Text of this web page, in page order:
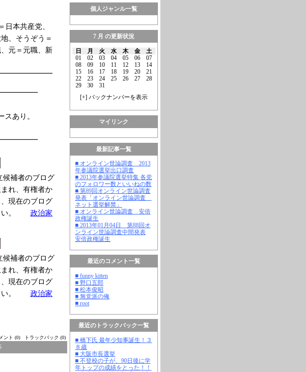
個人ジャンル一覧
7 月 の更新状況
日 月 火 水 木 金
土
01
02 03 04 05 06
07
08
09 10 11 12 13
14
15
16 17 18 19 20
21
22
23 24 25 26 27
28
29
30
31
[+] バックナンバーを表示
マイリンク
最新記事一覧
■ オンライン世論調査 2013
年参議院選挙出口調査
■ 2013年参議院選挙特集 各党
のフォロワー数といいねの数
■ 第89回オンライン世論調査
発表「オンライン世論調査
ネット選挙解禁」
■ オンライン世論調査 安倍
政権誕生
■ 2013年01月04日 第88回オ
ンライン世論調査中間発表
安倍政権誕生
最近のコメント一覧
■ funny kitten
■ 野口五郎
■ 松本俊昭
■ 無党派の俺
■ root
最近のトラックバック一覧
■ 橋下氏 最年少知事誕生！３
８歳
■ 大阪市長選挙
■ 不登校の子が、90日後に学
年トップの成績をとった！！
本共産党、
、そうぞう＝
元＝元職、新
あり。
候補者のブログ
れ、有権者か
現在のブログ
さい。政治家
候補者のブログ
れ、有権者か
現在のブログ
さい。政治家
ント (0) トラックバック (0)